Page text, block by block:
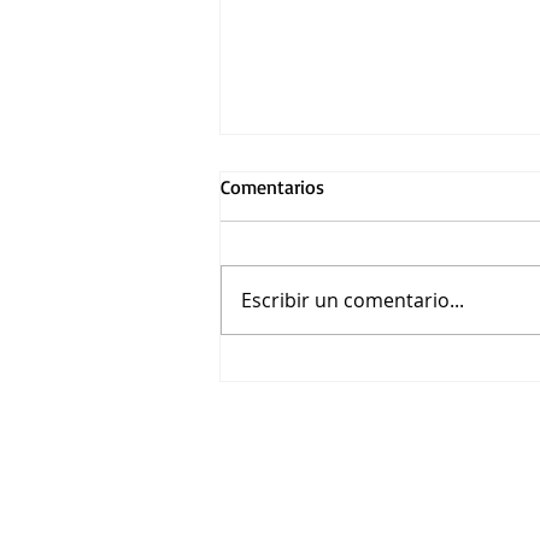
Comentarios
Escribir un comentario...